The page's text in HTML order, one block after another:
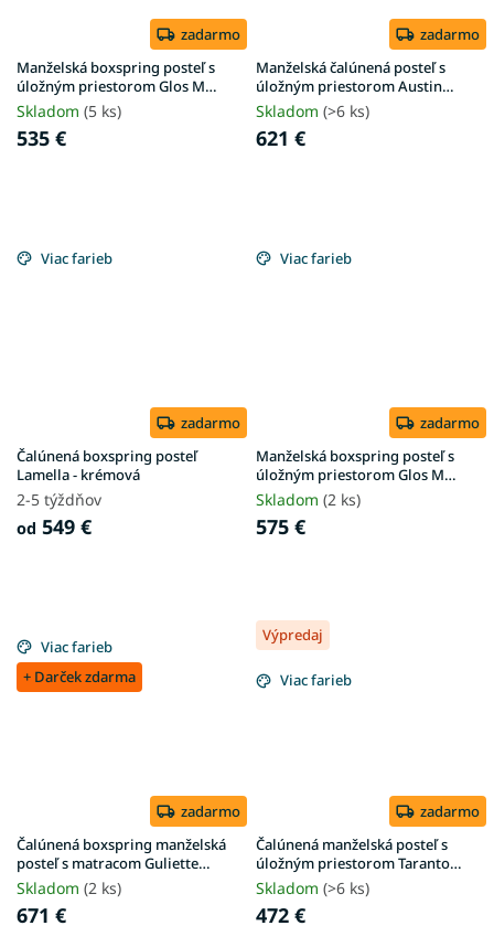
zadarmo
Manželská boxspring posteľ s
úložným priestorom Glos M
160x200 - krémová
Skladom (5 ks)
535 €
zadarmo
Manželská čalúnená posteľ s
úložným priestorom Austin
160x200 - krémová
Skladom (>6 ks)
621 €
Viac farieb
zadarmo
Čalúnená boxspring posteľ
Lamella - krémová
2-5 týždňov
od 549 €
Viac farieb
zadarmo
Manželská boxspring posteľ s
úložným priestorom Glos M
180x200 - sivá
Skladom (2 ks)
575 €
Viac farieb
+ Darček zdarma
zadarmo
Čalúnená boxspring manželská
posteľ s matracom Guliette
180x200 - béžová
Skladom (2 ks)
671 €
Výpredaj
Viac farieb
zadarmo
Čalúnená manželská posteľ s
úložným priestorom Taranto
180x200 - krémová
Skladom (>6 ks)
472 €